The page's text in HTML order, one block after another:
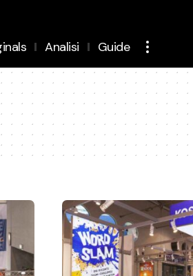
Analisi Guide